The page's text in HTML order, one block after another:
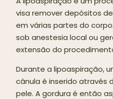
visa remover depósitos
em várias partes do
sob anestesia local ou
extensão do
Durante a lipoaspiração,
cânula é inserido através
pele. A gordura é então